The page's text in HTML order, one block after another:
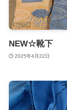
NEW☆靴下
2025年4月22日